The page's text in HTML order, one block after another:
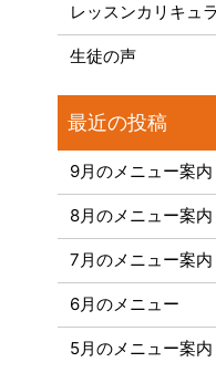
レッスンカリキュ
生徒の声
9月のメニュー案内
8月のメニュー案内
7月のメニュー案内
6月のメニュー
5月のメニュー案内